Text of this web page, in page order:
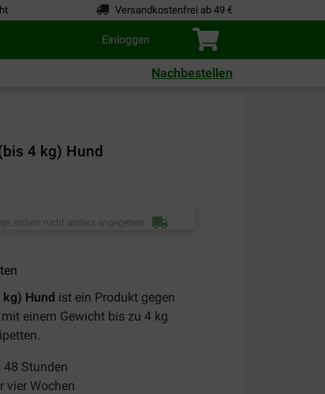
Versandkostenfrei ab 49 €
Einloggen
Nachbestellen
4 kg) Hund
sofern nicht anders angegeben
Hund ist ein Produkt gegen
einem Gewicht bis zu 4 kg
Stunden
vier Wochen